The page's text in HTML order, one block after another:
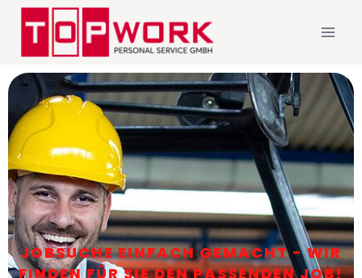
JOBSUCHE EINFACH GEMACHT - WIR
FINDEN FÜR SIE DEN PASSENDEN JOB!